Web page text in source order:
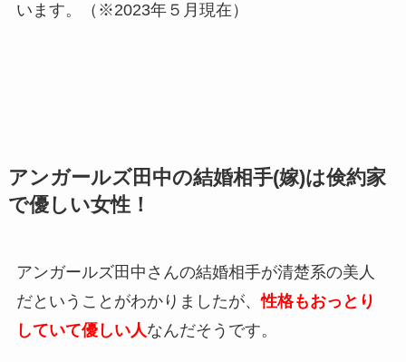
います。（※2023年５月現在）
アンガールズ田中の結婚相手(嫁)は倹約家
で優しい女性！
アンガールズ田中さんの結婚相手が清楚系の美人
だということがわかりましたが、性格もおっとり
していて優しい人なんだそうです。